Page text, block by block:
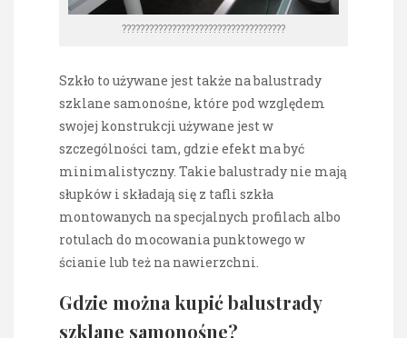
????????????????????????????????????
Szkło to używane jest także na balustrady
szklane samonośne, które pod względem
swojej konstrukcji używane jest w
szczególności tam, gdzie efekt ma być
minimalistyczny. Takie balustrady nie mają
słupków i składają się z tafli szkła
montowanych na specjalnych profilach albo
rotulach do mocowania punktowego w
ścianie lub też na nawierzchni.
Gdzie można kupić balustrady
szklane samonośne?